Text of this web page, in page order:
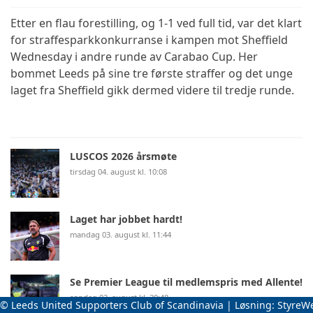
Etter en flau forestilling, og 1-1 ved full tid, var det klart
for straffesparkkonkurranse i kampen mot Sheffield
Wednesday i andre runde av Carabao Cup. Her
bommet Leeds på sine tre første straffer og det unge
laget fra Sheffield gikk dermed videre til tredje runde.
LUSCOS 2026 årsmøte
tirsdag 04. august kl. 10:08
Laget har jobbet hardt!
mandag 03. august kl. 11:44
Se Premier League til medlemspris med Allente!
søndag 02. august kl. 20:48
© Leeds United Supporters Club of Scandinavia | Løsning: